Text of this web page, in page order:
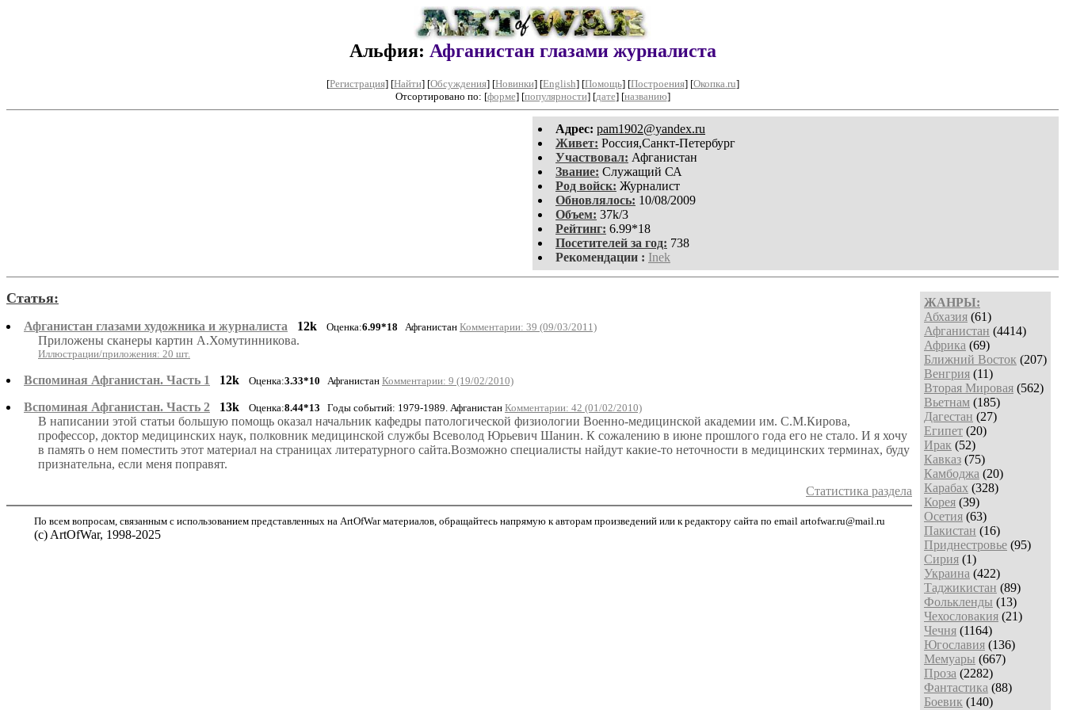
Альфия: Афганистан глазами журналиста
[Регистрация] [Найти] [Обсуждения] [Новинки] [English] [Помощь] [Построения] [Окопка.ru]
Отсортировано по: [форме] [популярности] [дате] [названию]
Aдpeс: pam1902@yandex.ru
Живет: Россия,Санкт-Петербург
Участвовал: Афганистан
Звание: Служащий СА
Род войск: Журналист
Обновлялось: 10/08/2009
Объем: 37k/3
Рейтинг: 6.99*18
Посетителей за год: 738
Рекомендации : Inek
ЖАНРЫ:
Абхазия (61)
Афганистан (4414)
Африка (69)
Ближний Восток (207)
Венгрия (11)
Вторая Мировая (562)
Вьетнам (185)
Дагестан (27)
Египет (20)
Ирак (52)
Кавказ (75)
Камбоджа (20)
Карабах (328)
Корея (39)
Осетия (63)
Пакистан (16)
Приднестровье (95)
Сирия (1)
Украина (422)
Таджикистан (89)
Фолькленды (13)
Чехословакия (21)
Чечня (1164)
Югославия (136)
Мемуары (667)
Проза (2282)
Фантастика (88)
Боевик (140)
Статья:
Афганистан глазами художника и журналиста 12k Оценка:6.99*18 Афганистан Комментарии: 39 (09/03/2011)
Приложены сканеры картин А.Хомутинникова.
Иллюстрации/приложения: 20 шт.
Вспоминая Афганистан. Часть 1 12k Оценка:3.33*10 Афганистан Комментарии: 9 (19/02/2010)
Вспоминая Афганистан. Часть 2 13k Оценка:8.44*13 Годы событий: 1979-1989. Афганистан Комментарии: 42 (01/02/2010)
В написании этой статьи большую помощь оказал начальник кафедры патологической физиологии Военно-медицинской академии им. С.М.Кирова,
профессор, доктор медицинских наук, полковник медицинской службы Всеволод Юрьевич Шанин. К сожалению в июне прошлого года его не стало. И я хочу
в память о нем поместить этот материал на страницах литературного сайта.Возможно специалисты найдут какие-то неточности в медицинских терминах, буду
признательна, если меня поправят.
Статистика раздела
По всем вопросам, связанным с использованием представленных на ArtOfWar материалов, обращайтесь напрямую к авторам произведений или к редактору сайта по email artofwar.ru@mail.ru
(с) ArtOfWar, 1998-2025